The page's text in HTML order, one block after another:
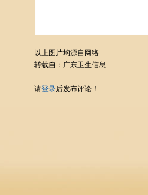
以上图片均源自网络
转载自：广东卫生信息
请登录后发布评论！